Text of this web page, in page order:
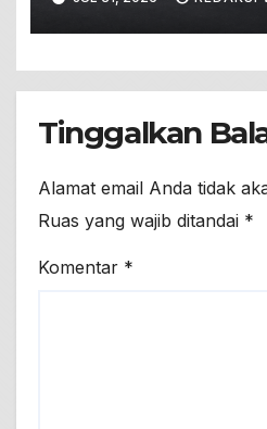
Pesannya!
Tinggalkan
Alamat email Anda tidak
Ruas yang wajib ditandai *
Komentar *